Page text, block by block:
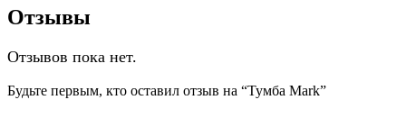
Отзывы
Отзывов пока нет.
Будьте первым, кто оставил отзыв на “Тумба Mark”